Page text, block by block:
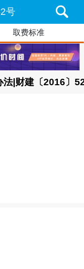
号
取费标准
法|财建〔2016〕